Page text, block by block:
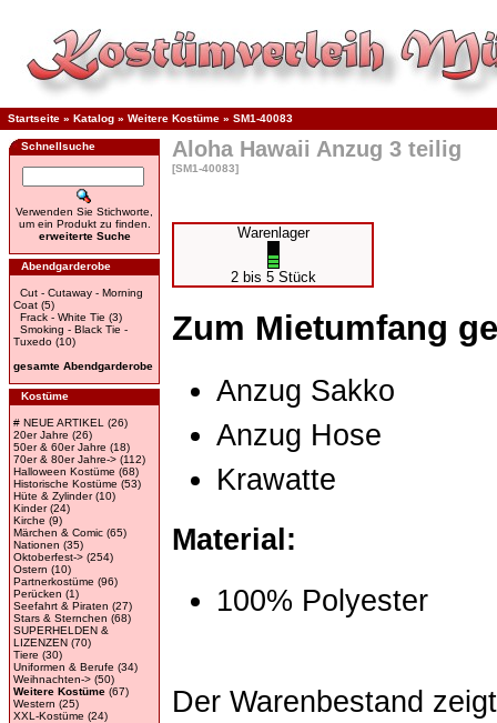
Startseite » Katalog » Weitere Kostüme » SM1-40083
Schnellsuche
Verwenden Sie Stichworte,
um ein Produkt zu finden.
erweiterte Suche
Abendgarderobe
Cut - Cutaway - Morning
Coat (5)
Frack - White Tie (3)
Smoking - Black Tie -
Tuxedo (10)
gesamte Abendgarderobe
Kostüme
# NEUE ARTIKEL
(26)
20er Jahre (26)
50er & 60er Jahre (18)
70er & 80er Jahre-> (112)
Halloween Kostüme (68)
Historische Kostüme (53)
Hüte & Zylinder(10)
Kinder(24)
Kirche (9)
Märchen & Comic (65)
Nationen (35)
Oktoberfest-> (254)
Ostern (10)
Partnerkostüme (96)
Perücken (1)
Seefahrt & Piraten (27)
Stars & Sternchen (68)
SUPERHELDEN &
LIZENZEN (70)
Tiere (30)
Uniformen & Berufe (34)
Weihnachten-> (50)
Weitere Kostüme (67)
Western (25)
XXL-Kostüme (24)
Aloha Hawaii Anzug 3 teilig
[SM1-40083]
Warenlager
2 bis 5 Stück
Zum Mietumfang
Anzug Sakko
Anzug Hose
Krawatte
Material:
100% Polyester
Der Warenbestand